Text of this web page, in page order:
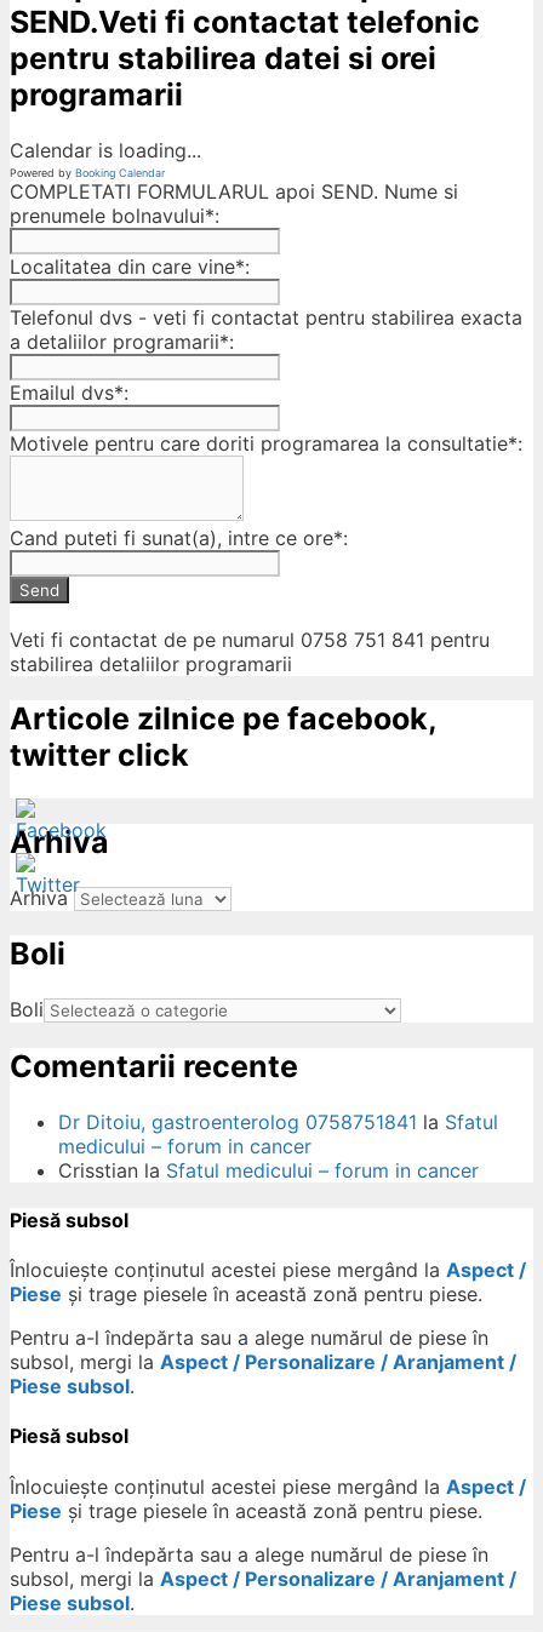
SEND.Veti fi contactat telefonic
pentru stabilirea datei si orei
programarii
Calendar is loading...
Powered by Booking Calendar
COMPLETATI FORMULARUL apoi SEND. Nume si
prenumele bolnavului*:
Localitatea din care vine*:
Telefonul dvs - veti fi contactat pentru stabilirea exacta
a detaliilor programarii*:
Emailul dvs*:
Motivele pentru care doriti programarea la consultatie*:
Cand puteti fi sunat(a), intre ce ore*:
Send
Veti fi contactat de pe numarul 0758 751 841 pentru
stabilirea detaliilor programarii
Articole zilnice pe facebook,
twitter click
Arhiva
Arhiva
Boli
Boli
Comentarii recente
Dr Ditoiu, gastroenterolog 0758751841 la Sfatul
medicului – forum in cancer
Crisstian la Sfatul medicului – forum in cancer
Piesă subsol
Înlocuiește conținutul acestei piese mergând la Aspect /
Piese și trage piesele în această zonă pentru piese.
Pentru a-l îndepărta sau a alege numărul de piese în
subsol, mergi la Aspect / Personalizare / Aranjament /
Piese subsol.
Piesă subsol
Înlocuiește conținutul acestei piese mergând la Aspect /
Piese și trage piesele în această zonă pentru piese.
Pentru a-l îndepărta sau a alege numărul de piese în
subsol, mergi la Aspect / Personalizare / Aranjament /
Piese subsol.